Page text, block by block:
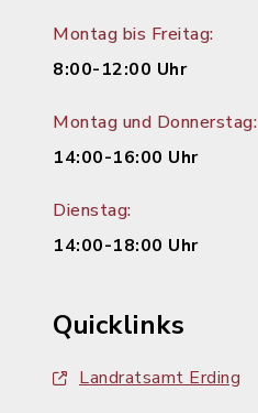
Montag bis Freitag:
8:00-12:00 Uhr
Montag und Donnerstag:
14:00-16:00 Uhr
Dienstag:
14:00-18:00 Uhr
Quicklinks
Landratsamt Erding